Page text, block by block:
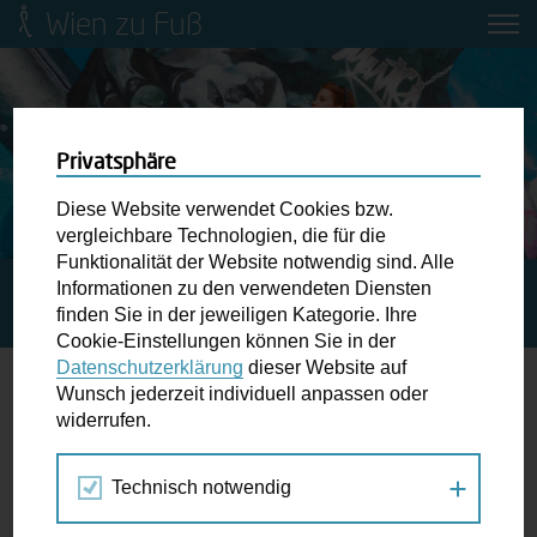
Wien zu Fuß
Mobilitätsbildung für Kinder und
Jugendliche
Ringstraße-Neugestaltung
Wiener Fußwegekarte
Newsletter abonnieren
Wunschbox
der Ampel ...
STARTSEITE SPAZIERGANG KALENDER
AUF
WELTREISE IN WIEN
13.
JUN
2021
Privatsphäre
Diese Website verwendet Cookies bzw.
vergleichbare Technologien, die für die
Funktionalität der Website notwendig sind. Alle
Informationen zu den verwendeten Diensten
finden Sie in der jeweiligen Kategorie. Ihre
Cookie-Einstellungen können Sie in der
Datenschutzerklärung dieser Website auf
Wunsch jederzeit individuell anpassen oder
widerrufen.
Technisch notwendig